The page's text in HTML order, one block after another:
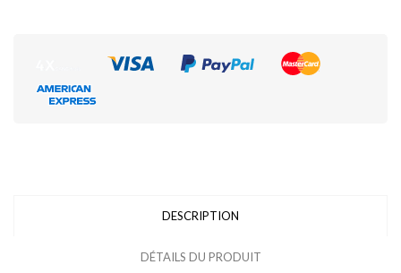
DESCRIPTION
DÉTAILS DU PRODUIT